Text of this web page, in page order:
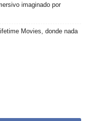
imaginado por
Movies, donde nada